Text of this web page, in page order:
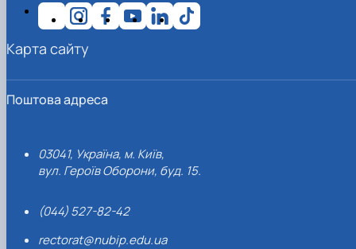
Поштова адреса
03041, Україна, м. Київ,
вул. Героїв Оборони, буд. 15.
(044) 527-82-42
rectorat@nubip.edu.ua
Карта сайту